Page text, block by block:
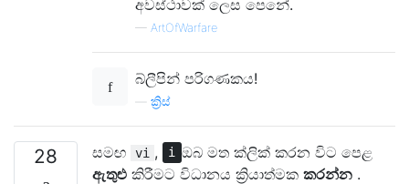
අවස්ථාවක් ලෙස පෙනේ.
— ArtOfWarfare
බ්ලීපින් පරිගණකය!
ක්‍රිස්
28 සමඟ vi , i ඔබ මත ක්ලික් කරන විට පෙළ
ඇතුළු කිරීමට විධානය ක්‍රියාත්මක කරන්න .